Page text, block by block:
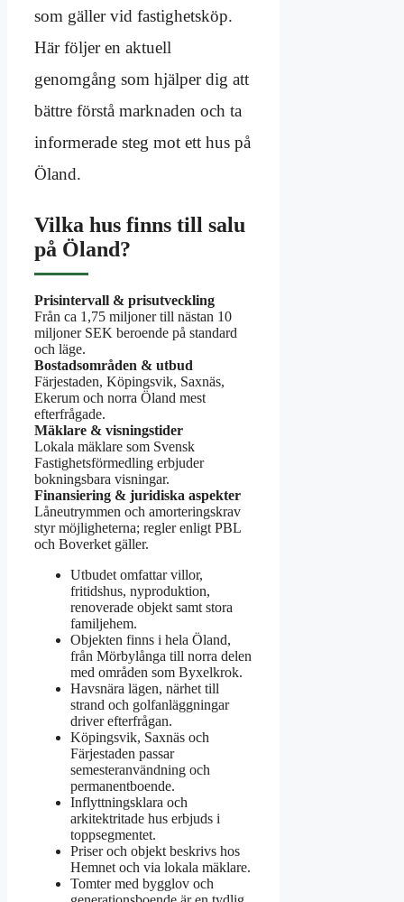
som gäller vid fastighetsköp.
Här följer en aktuell
genomgång som hjälper dig att
bättre förstå marknaden och ta
informerade steg mot ett hus på
Öland.
Vilka hus finns till salu
på Öland?
Prisintervall & prisutveckling
Från ca 1,75 miljoner till nästan 10
miljoner SEK beroende på standard
och läge.
Bostadsområden & utbud
Färjestaden, Köpingsvik, Saxnäs,
Ekerum och norra Öland mest
efterfrågade.
Mäklare & visningstider
Lokala mäklare som Svensk
Fastighetsförmedling erbjuder
bokningsbara visningar.
Finansiering & juridiska aspekter
Låneutrymmen och amorteringskrav
styr möjligheterna; regler enligt PBL
och Boverket gäller.
Utbudet omfattar villor,
fritidshus, nyproduktion,
renoverade objekt samt stora
familjehem.
Objekten finns i hela Öland,
från Mörbylånga till norra delen
med områden som Byxelkrok.
Havsnära lägen, närhet till
strand och golfanläggningar
driver efterfrågan.
Köpingsvik, Saxnäs och
Färjestaden passar
semesteranvändning och
permanentboende.
Inflyttningsklara och
arkitektritade hus erbjuds i
toppsegmentet.
Priser och objekt beskrivs hos
Hemnet och via lokala mäklare.
Tomter med bygglov och